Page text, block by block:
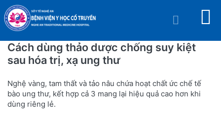
Cách dùng thảo dược chống suy kiệt
sau hóa trị, xạ ung thư
Nghệ vàng, tam thất và tảo nâu chứa hoạt chất ức chế tế
bào ung thư, kết hợp cả 3 mang lại hiệu quả cao hơn khi
dùng riêng lẻ.